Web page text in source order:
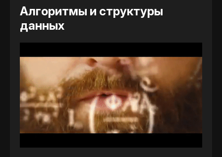
Алгоритмы и структуры
данных